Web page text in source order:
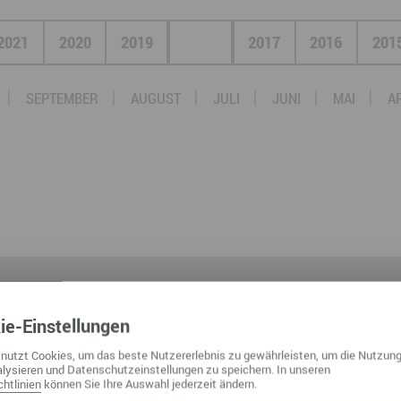
2020 2019 2017 2016
SEPTEMBER AUGUST JULI JUNI MAI
NOCH MEHR ENTDECKEN:
HERZGESCHICHTEN
-Einstellungen
nutzt Cookies, um das beste Nutzererlebnis zu gewährleisten, um die
und Datenschutzeinstellungen zu speichern. In unseren
können Sie Ihre Auswahl jederzeit ändern.